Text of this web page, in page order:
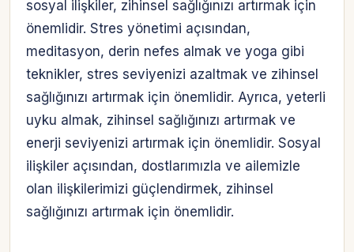
sosyal ilişkiler, zihinsel sağlığınızı artırmak için
önemlidir. Stres yönetimi açısından,
meditasyon, derin nefes almak ve yoga gibi
teknikler, stres seviyenizi azaltmak ve zihinsel
sağlığınızı artırmak için önemlidir. Ayrıca, yeterli
uyku almak, zihinsel sağlığınızı artırmak ve
enerji seviyenizi artırmak için önemlidir. Sosyal
ilişkiler açısından, dostlarımızla ve ailemizle
olan ilişkilerimizi güçlendirmek, zihinsel
sağlığınızı artırmak için önemlidir.